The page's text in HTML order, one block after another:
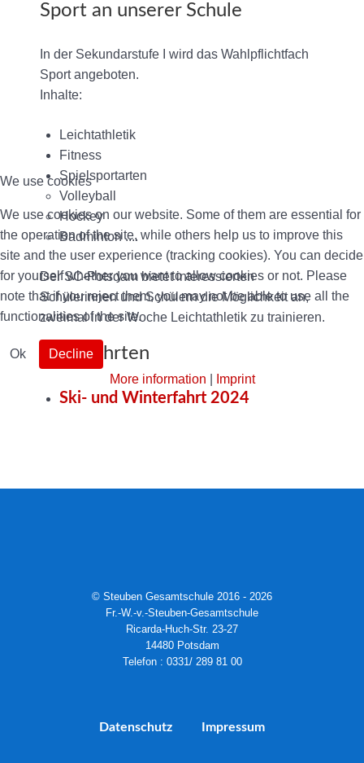
Sport an unserer Schule
In der Sekundarstufe I wird das Wahlpflichtfach
Sport angeboten.
Inhalte:
Leichtathletik
Fitness
Spielsportarten
Volleyball
Hockey
Badminton ....
Der SC-Potsdam bietet interessierten
Schülerinnen und Schülern die Möglichkeit an,
zweimal in der Woche Leichtathletik zu trainieren.
Sportfahrten
Ski- und Winterfahrt 2024
© Steuben Gesamtschule 2016 - 2026
Fr.-W.-v.-Steuben-Gesamtschule
Ricarda-Huch-Str. 23-27
14480 Potsdam
Telefon : 0331/ 289 81 00
Datenschutz Impressum
We use cookies
We use cookies on our website. Some of them are essential for
the operation of the site, while others help us to improve this
site and the user experience (tracking cookies). You can decide
for yourself whether you want to allow cookies or not. Please
note that if you reject them, you may not be able to use all the
functionalities of the site.
Ok
Decline
More information
Imprint